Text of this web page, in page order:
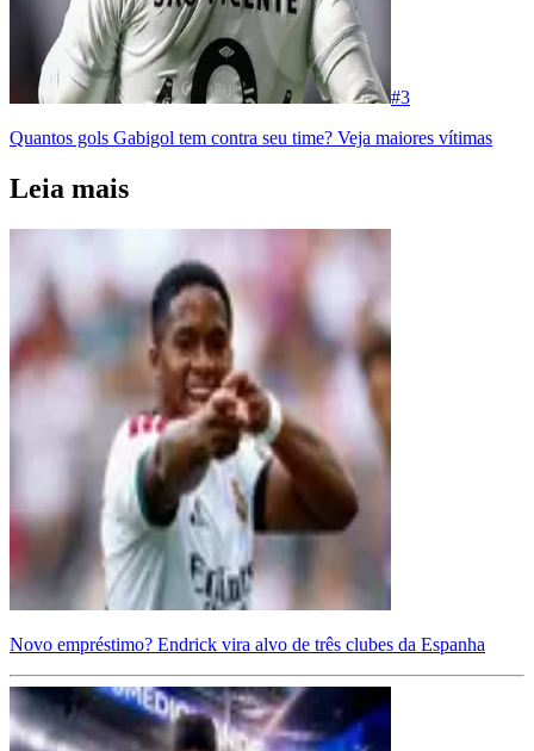
#3
Quantos gols Gabigol tem contra seu time? Veja maiores vítimas
Leia mais
Novo empréstimo? Endrick vira alvo de três clubes da Espanha